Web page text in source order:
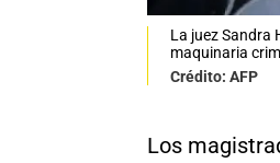
La juez Sandra
maquinaria
Crédito: AFP
Los